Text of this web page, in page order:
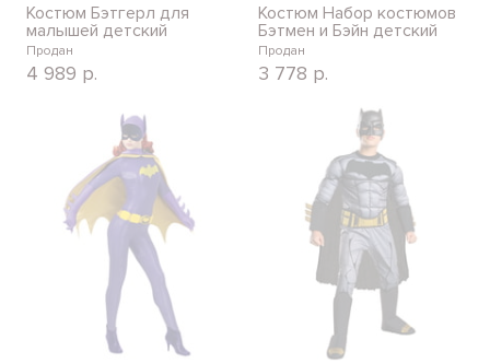
Костюм Бэтгерл для
малышей детский
Продан
4 989 р.
Костюм Набор костюмов
Бэтмен и Бэйн детский
Продан
3 778 р.